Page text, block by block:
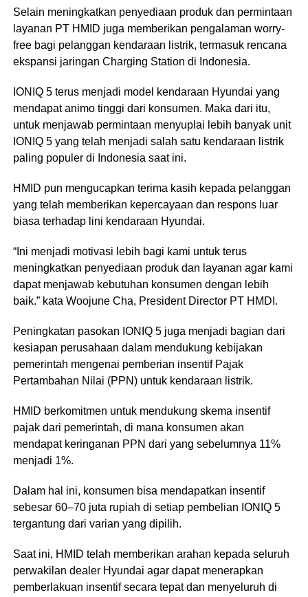
Selain meningkatkan penyediaan produk dan permintaan
layanan PT HMID juga memberikan pengalaman worry-
free bagi pelanggan kendaraan listrik, termasuk rencana
ekspansi jaringan Charging Station di Indonesia.
IONIQ 5 terus menjadi model kendaraan Hyundai yang
mendapat animo tinggi dari konsumen. Maka dari itu,
untuk menjawab permintaan menyuplai lebih banyak unit
IONIQ 5 yang telah menjadi salah satu kendaraan listrik
paling populer di Indonesia saat ini.
HMID pun mengucapkan terima kasih kepada pelanggan
yang telah memberikan kepercayaan dan respons luar
biasa terhadap lini kendaraan Hyundai.
“Ini menjadi motivasi lebih bagi kami untuk terus
meningkatkan penyediaan produk dan layanan agar kami
dapat menjawab kebutuhan konsumen dengan lebih
baik.” kata Woojune Cha, President Director PT HMDI.
Peningkatan pasokan IONIQ 5 juga menjadi bagian dari
kesiapan perusahaan dalam mendukung kebijakan
pemerintah mengenai pemberian insentif Pajak
Pertambahan Nilai (PPN) untuk kendaraan listrik.
HMID berkomitmen untuk mendukung skema insentif
pajak dari pemerintah, di mana konsumen akan
mendapat keringanan PPN dari yang sebelumnya 11%
menjadi 1%.
Dalam hal ini, konsumen bisa mendapatkan insentif
sebesar 60–70 juta rupiah di setiap pembelian IONIQ 5
tergantung dari varian yang dipilih.
Saat ini, HMID telah memberikan arahan kepada seluruh
perwakilan dealer Hyundai agar dapat menerapkan
pemberlakuan insentif secara tepat dan menyeluruh di